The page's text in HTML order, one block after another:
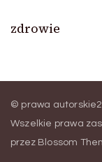
zdrowie
© prawa
Wszelkie prawa
przez Blossom